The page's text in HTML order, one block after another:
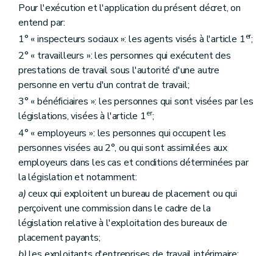
Pour l'exécution et l'application du présent décret, on
entend par:
1° « inspecteurs sociaux »: les agents visés à l'article 1er;
2° « travailleurs »: les personnes qui exécutent des
prestations de travail sous l'autorité d'une autre
personne en vertu d'un contrat de travail;
3° « bénéficiaires »: les personnes qui sont visées par les
législations, visées à l'article 1er;
4° « employeurs »: les personnes qui occupent les
personnes visées au 2°, ou qui sont assimilées aux
employeurs dans les cas et conditions déterminées par
la législation et notamment:
a)ceux qui exploitent un bureau de placement ou qui
perçoivent une commission dans le cadre de la
législation relative à l'exploitation des bureaux de
placement payants;